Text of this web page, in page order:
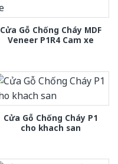
Cửa Gỗ Chống Cháy MDF
Veneer P1R4 Cam xe
Cửa Gỗ Chống Cháy P1
cho khach san